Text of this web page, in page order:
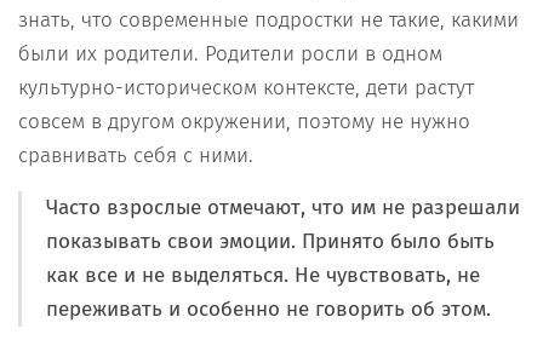
знать, что современные подростки не такие, какими
были их родители. Родители росли в одном
культурно-историческом контексте, дети растут
совсем в другом окружении, поэтому не нужно
сравнивать себя с ними.
Часто взрослые отмечают, что им не разрешали
показывать свои эмоции. Принято было быть
как все и не выделяться. Не чувствовать, не
переживать и особенно не говорить об этом.